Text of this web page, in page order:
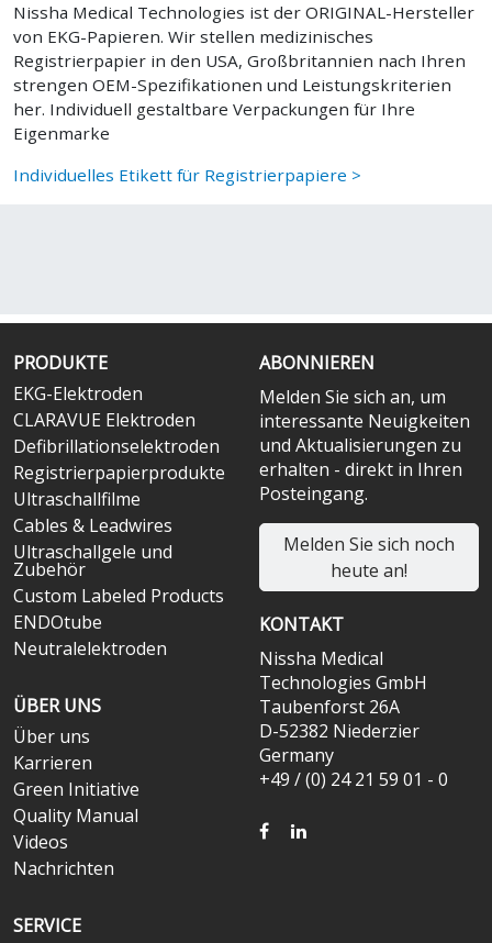
Nissha Medical Technologies ist der ORIGINAL-Hersteller
von EKG-Papieren. Wir stellen medizinisches
Registrierpapier in den USA, Großbritannien nach Ihren
strengen OEM-Spezifikationen und Leistungskriterien
her. Individuell gestaltbare Verpackungen für Ihre
Eigenmarke
Individuelles Etikett für Registrierpapiere >
PRODUKTE
EKG-Elektroden
CLARAVUE Elektroden
Defibrillationselektroden
Registrierpapierprodukte
Ultraschallfilme
Cables & Leadwires
Ultraschallgele und
Zubehör
Custom Labeled Products
ENDOtube
Neutralelektroden
ÜBER UNS
Über uns
Karrieren
Green Initiative
Quality Manual
Videos
Nachrichten
SERVICE
ABONNIEREN
Melden Sie sich an, um
interessante Neuigkeiten
und Aktualisierungen zu
erhalten - direkt in Ihren
Posteingang.
Melden Sie sich noch
heute an!
KONTAKT
Nissha Medical
Technologies GmbH
Taubenforst 26A
D-52382 Niederzier
Germany
+49 / (0) 24 21 59 01 - 0
FACEBOOK
LINKEDIN